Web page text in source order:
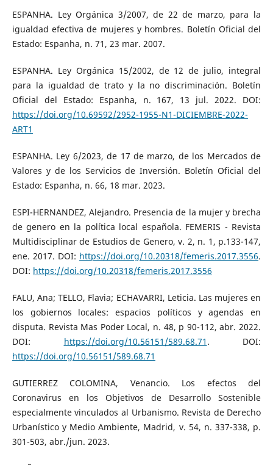
ESPANHA. Ley Orgánica 3/2007, de 22 de marzo, para la
igualdad efectiva de mujeres y hombres. Boletín Oficial del
Estado: Espanha, n. 71, 23 mar. 2007.
ESPANHA. Ley Orgánica 15/2002, de 12 de julio, integral
para la igualdad de trato y la no discriminación. Boletín
Oficial del Estado: Espanha, n. 167, 13 jul. 2022. DOI:
https://doi.org/10.69592/2952-1955-N1-DICIEMBRE-2022-
ART1
ESPANHA. Ley 6/2023, de 17 de marzo, de los Mercados de
Valores y de los Servicios de Inversión. Boletín Oficial del
Estado: Espanha, n. 66, 18 mar. 2023.
ESPI-HERNANDEZ, Alejandro. Presencia de la mujer y brecha
de genero en la política local española. FEMERIS - Revista
Multidisciplinar de Estudios de Genero, v. 2, n. 1, p.133-147,
ene. 2017. DOI: https://doi.org/10.20318/femeris.2017.3556.
DOI: https://doi.org/10.20318/femeris.2017.3556
FALU, Ana; TELLO, Flavia; ECHAVARRI, Leticia. Las mujeres en
los gobiernos locales: espacios políticos y agendas en
disputa. Revista Mas Poder Local, n. 48, p 90-112, abr. 2022.
DOI: https://doi.org/10.56151/589.68.71 . DOI:
https://doi.org/10.56151/589.68.71
GUTIERREZ COLOMINA, Venancio. Los efectos del
Coronavirus en los Objetivos de Desarrollo Sostenible
especialmente vinculados al Urbanismo. Revista de Derecho
Urbanístico y Medio Ambiente, Madrid, v. 54, n. 337-338, p.
301-503, abr./jun. 2023.